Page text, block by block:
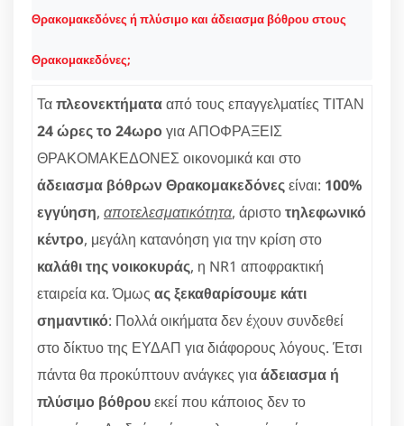
Θρακομακεδόνες ή πλύσιμο και άδειασμα βόθρου στους
Θρακομακεδόνες;
Ταπλεονεκτήματααπό τους επαγγελματίες ΤΙΤΑΝ
24 ώρες το 24ωρογια ΑΠΟΦΡΑΞΕΙΣ
ΘΡΑΚΟΜΑΚΕΔΟΝΕΣ οικονομικά και στο
άδειασμα βόθρων Θρακομακεδόνεςείναι: 100%
εγγύηση, αποτελεσματικότητα, άριστοτηλεφωνικό
κέντρο, μεγάλη κατανόηση για την κρίση στο
καλάθι της νοικοκυράς, η NR1 αποφρακτική
εταιρεία κα. Όμως ας ξεκαθαρίσουμε κάτι
σημαντικό: Πολλά οικήματα δεν έχουν συνδεθεί
στο δίκτυο της ΕΥΔΑΠ για διάφορους λόγους. Έτσι
πάντα θα προκύπτουν ανάγκες γιαάδειασμα ή
πλύσιμο βόθρουεκεί που κάποιος δεν το